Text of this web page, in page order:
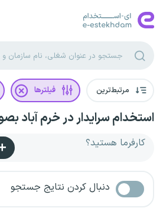
مرتبط‌ترین فیلترها
استخدام سرایدار در خرم آباد
کارفرما هستید؟
دنبال کردن نتایج جستجو